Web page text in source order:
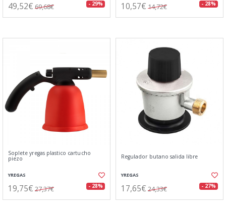
49,52€ 69,68€ - 29% 10,57€ 14,72€ - 28%
Soplete yregas plastico cartucho
piezo
YREGAS
19,75€ 27,37€ - 28%
Regulador butano salida libre
YREGAS
17,65€ 24,33€ - 27%